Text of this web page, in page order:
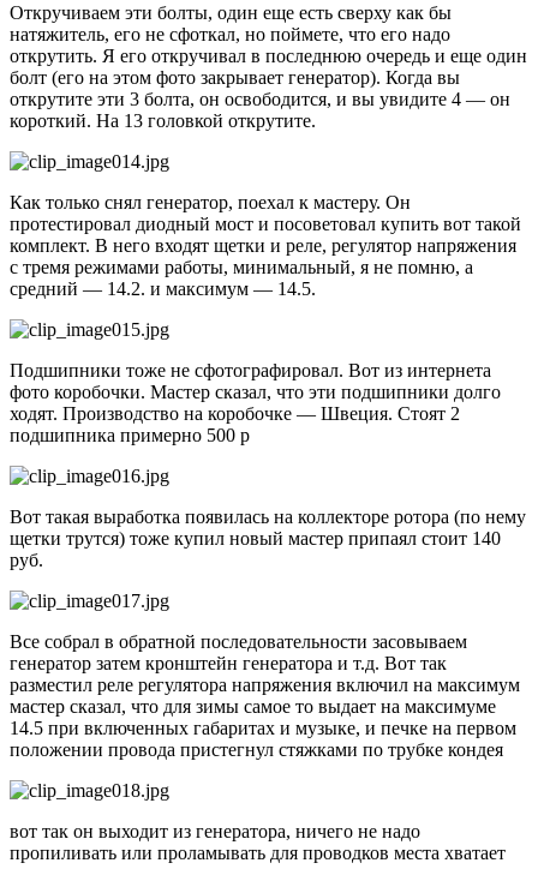
Откручиваем эти болты, один еще есть сверху как бы
натяжитель, его не сфоткал, но поймете, что его надо
открутить. Я его откручивал в последнюю очередь и еще один
болт (его на этом фото закрывает генератор). Когда вы
открутите эти 3 болта, он освободится, и вы увидите 4 — он
короткий. На 13 головкой открутите.
Как только снял генератор, поехал к мастеру. Он
протестировал диодный мост и посоветовал купить вот такой
комплект. В него входят щетки и реле, регулятор напряжения
с тремя режимами работы, минимальный, я не помню, а
средний — 14.2. и максимум — 14.5.
Подшипники тоже не сфотографировал. Вот из интернета
фото коробочки. Мастер сказал, что эти подшипники долго
ходят. Производство на коробочке — Швеция. Стоят 2
подшипника примерно 500 р
Вот такая выработка появилась на коллекторе ротора (по нему
щетки трутся) тоже купил новый мастер припаял стоит 140
руб.
Все собрал в обратной последовательности засовываем
генератор затем кронштейн генератора и т.д. Вот так
разместил реле регулятора напряжения включил на максимум
мастер сказал, что для зимы самое то выдает на максимуме
14.5 при включенных габаритах и музыке, и печке на первом
положении провода пристегнул стяжками по трубке кондея
вот так он выходит из генератора, ничего не надо
пропиливать или проламывать для проводков места хватает